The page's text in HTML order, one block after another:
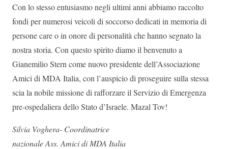
Con lo stesso entusiasmo negli ultimi anni abbiamo raccolto
fondi per numerosi veicoli di soccorso dedicati in memoria di
persone care o in onore di personalità che hanno segnato la
nostra storia. Con questo spirito diamo il benvenuto a
Gianemilio Stern come nuovo presidente dell’Associazione
Amici di MDA Italia, con l’auspicio di proseguire sulla stessa
scia la nobile missione di rafforzare il Servizio di Emergenza
pre-ospedaliera dello Stato d’Israele. Mazal Tov!
Silvia Voghera- Coordinatrice
nazionale Ass. Amici di MDA Italia